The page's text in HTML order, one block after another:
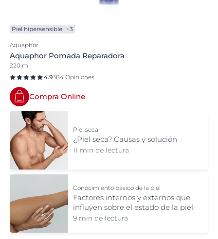
Piel hipersensible +3
Aquaphor
Aquaphor Pomada Reparadora
220 ml
4.9384 Opiniones
Compra Online
Piel seca
¿Piel seca? Causas y solución
11 min de lectura
Conocimiento básico de la piel
Factores internos y externos que
influyen sobre el estado de la piel.
9 min de lectura